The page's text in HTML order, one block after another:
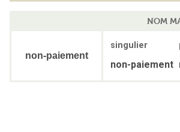
NOM
non-paiement
singulier
non-paiement